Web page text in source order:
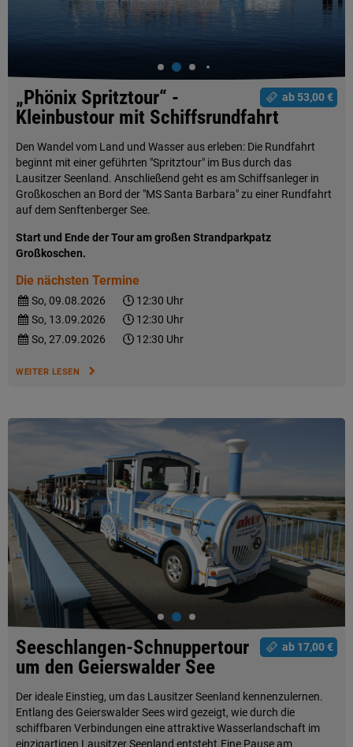
ab 53,00 €
„Phönix Spritztour“ -
Kleinbustour mit Schiffsrundfahrt
Den Wandel vom Land und Wasser aus erleben: Die Rundfahrt
beginnt mit einer geführten "Spritztour" im Bus durch das
Lausitzer Seenland. Anschließend geht es am Schiffsanleger in
Großkoschen an Bord der "MS Santa Barbara" zu einer Rundfahrt
auf dem Senftenberger See.
Start und Ende der Tour am großen Strandparkpatz
Großkoschen.
Die nächsten Termine
So, 09.08.2026
12:30 Uhr
So, 13.09.2026
12:30 Uhr
So, 27.09.2026
12:30 Uhr
WEITER LESEN
ab 17,00 €
Seeschlangen-Schnuppertour
um den Geierswalder See
Der ideale Einstieg, um das Lausitzer Seenland kennenzulernen.
Entlang des Geierswalder Sees wird gezeigt, wie durch die
schiffbaren Verbindungen eine attraktive Wasserlandschaft im
einzigartigen Lausitzer Seenland entsteht.Eine Pause am